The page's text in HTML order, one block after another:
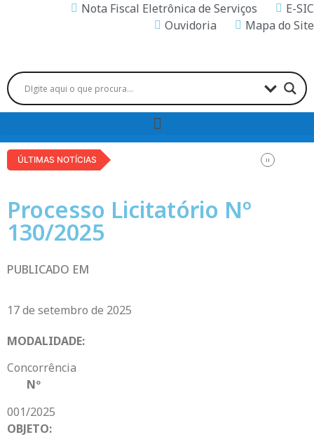
Nota Fiscal Eletrônica de Serviços
E-SIC
Ouvidoria
Mapa do Site
ÚLTIMAS NOTÍCIAS
Processo Licitatório Nº
130/2025
PUBLICADO EM
17 de setembro de 2025
MODALIDADE:
Concorrência
Nº
001/2025
OBJETO: